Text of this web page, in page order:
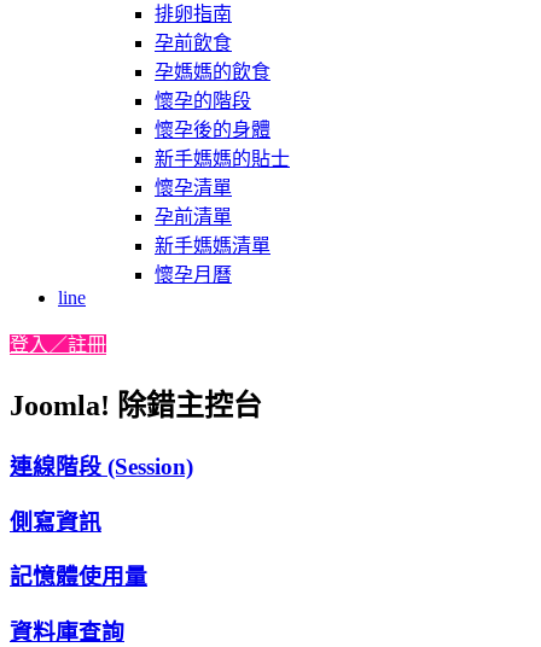
排卵指南
孕前飲食
孕媽媽的飲食
懷孕的階段
懷孕後的身體
新手媽媽的貼士
懷孕清單
孕前清單
新手媽媽清單
懷孕月曆
line
登入／註冊
Joomla! 除錯主控台
連線階段 (Session)
側寫資訊
記憶體使用量
資料庫查詢